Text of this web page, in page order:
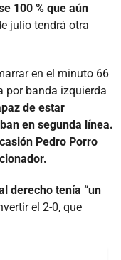
100 % que aún
julio tendrá otra
en el minuto 66
por banda izquierda
de estar
en segunda línea.
Pedro Porro
derecho tenía “un
el 2-0, que